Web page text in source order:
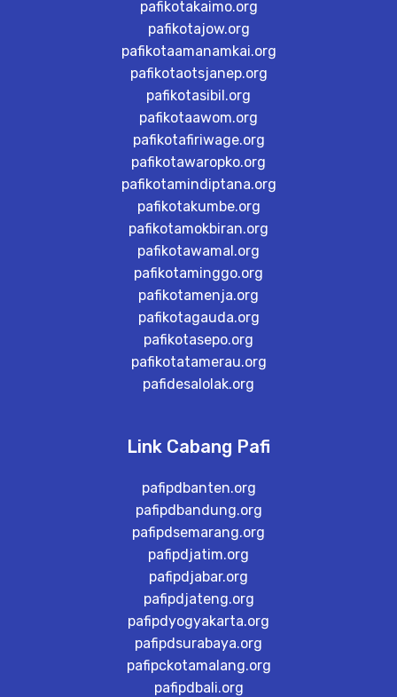
pafikotakaimo.org
pafikotajow.org
pafikotaamanamkai.org
pafikotaotsjanep.org
pafikotasibil.org
pafikotaawom.org
pafikotafiriwage.org
pafikotawaropko.org
pafikotamindiptana.org
pafikotakumbe.org
pafikotamokbiran.org
pafikotawamal.org
pafikotaminggo.org
pafikotamenja.org
pafikotagauda.org
pafikotasepo.org
pafikotatamerau.org
pafidesalolak.org
Link Cabang Pafi
pafipdbanten.org
pafipdbandung.org
pafipdsemarang.org
pafipdjatim.org
pafipdjabar.org
pafipdjateng.org
pafipdyogyakarta.org
pafipdsurabaya.org
pafipckotamalang.org
pafipdbali.org